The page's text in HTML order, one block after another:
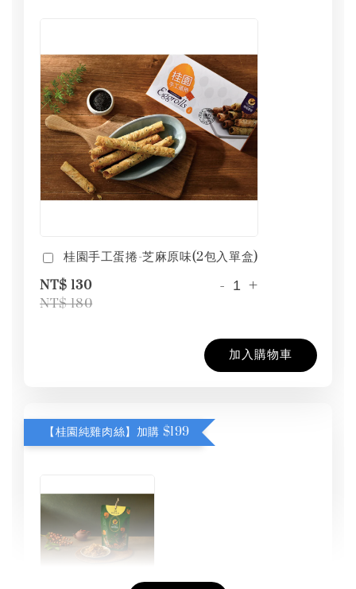
桂園手工蛋捲-芝麻原味(2包入單盒)
NT$ 130
NT$ 180
- +
加入購物車
【桂園純雞肉絲】加購 $199